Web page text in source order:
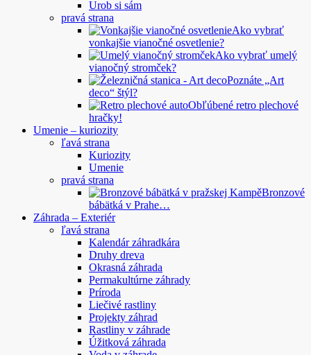
Urob si sám
pravá strana
Ako vybrať
vonkajšie vianočné osvetlenie?
Ako vybrať umelý
vianočný stromček?
Poznáte „Art
deco“ štýl?
Obľúbené retro plechové
hračky!
Umenie – kuriozity
ľavá strana
Kuriozity
Umenie
pravá strana
Bronzové
bábätká v Prahe…
Záhrada – Exteriér
ľavá strana
Kalendár záhradkára
Druhy dreva
Okrasná záhrada
Permakultúrne záhrady
Príroda
Liečivé rastliny
Projekty záhrad
Rastliny v záhrade
Úžitková záhrada